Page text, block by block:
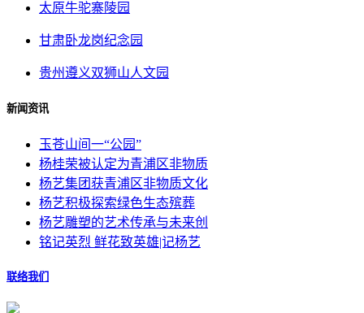
太原牛驼寨陵园
甘肃卧龙岗纪念园
贵州遵义双狮山人文园
新闻资讯
玉苍山间一“公园”
杨桂荣被认定为青浦区非物质
杨艺集团获青浦区非物质文化
杨艺积极探索绿色生态殡葬
杨艺雕塑的艺术传承与未来创
铭记英烈 鲜花致英雄|记杨艺
联络我们